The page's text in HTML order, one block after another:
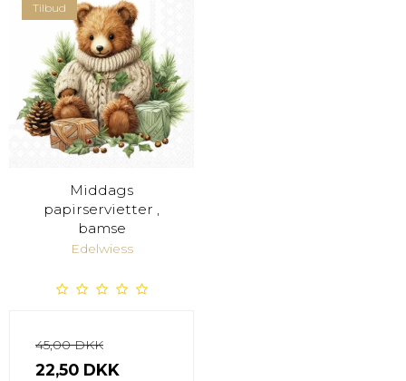
Tilbud
Middags
papirservietter ,
bamse
Edelwiess
45,00 DKK
22,50 DKK